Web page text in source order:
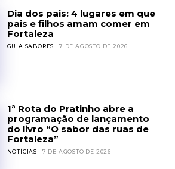
Dia dos pais: 4 lugares em que
pais e filhos amam comer em
Fortaleza
GUIA SABORES 7 DE AGOSTO DE 2026
1ª Rota do Pratinho abre a
programação de lançamento
do livro “O sabor das ruas de
Fortaleza”
NOTÍCIAS 7 DE AGOSTO DE 2026